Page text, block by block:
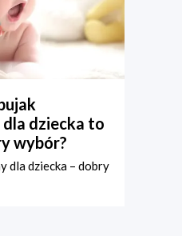
dziecka to
wybór?
dla dziecka – dobry